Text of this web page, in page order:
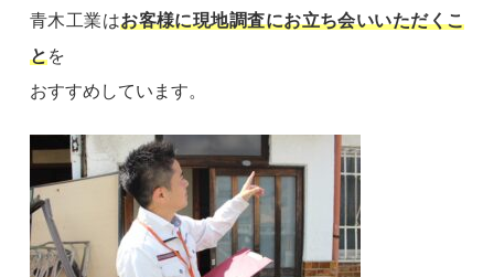
青木工業はお客様に現地調査にお立ち会いいただくこ
とを
おすすめしています。